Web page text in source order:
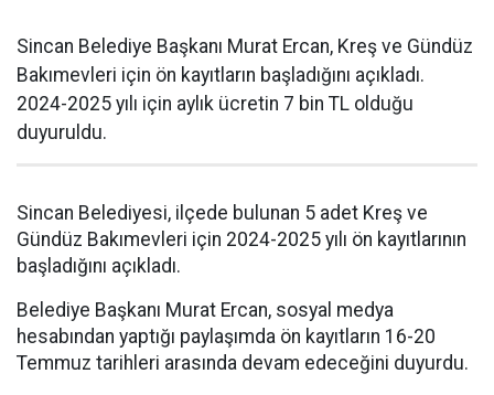
Sincan Belediye Başkanı Murat Ercan, Kreş ve Gündüz
Bakımevleri için ön kayıtların başladığını açıkladı.
2024-2025 yılı için aylık ücretin 7 bin TL olduğu
duyuruldu.
Sincan Belediyesi, ilçede bulunan 5 adet Kreş ve
Gündüz Bakımevleri için 2024-2025 yılı ön kayıtlarının
başladığını açıkladı.
Belediye Başkanı Murat Ercan, sosyal medya
hesabından yaptığı paylaşımda ön kayıtların 16-20
Temmuz tarihleri arasında devam edeceğini duyurdu.